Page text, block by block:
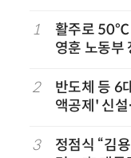
1
활주로 50℃
영훈 노동부
2
반도체 등 6
액공제' 신
3
정점식 “김